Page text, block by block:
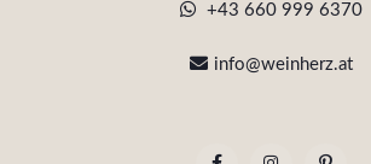
+43 660 999 6370
info@weinherz.at